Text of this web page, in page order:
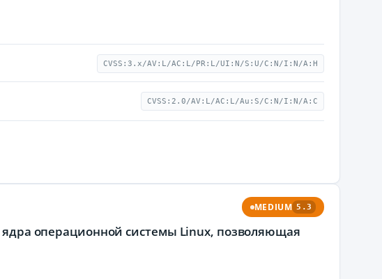
CVSS:3.x/AV:L/AC:L/PR:L/UI:N/S:U/C:N/I:N/A:H
CVSS:2.0/AV:L/AC:L/Au:S/C:N/I:N/A:C
MEDIUM 5.3
операционной системы Linux, позволяющая